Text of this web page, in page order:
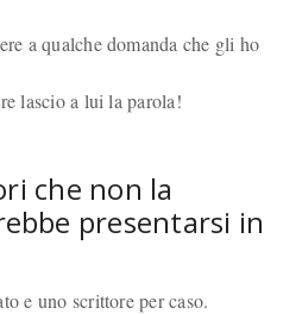
a qualche domanda che gli ho
lascio a lui la parola!
che non la
presentarsi in
e uno scrittore per caso.